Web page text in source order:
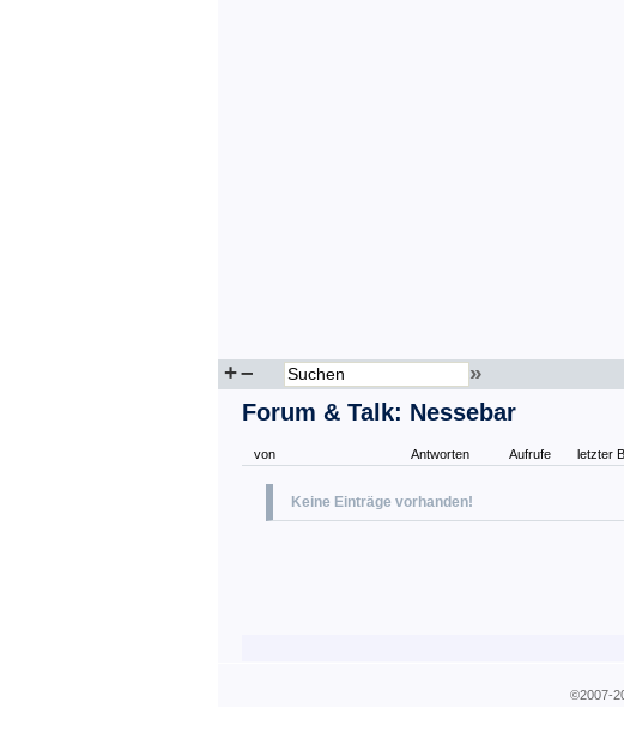
+– »
Forum & Talk: Nessebar
von Antworten Aufrufe letzter
Keine Einträge vorhanden!
©2007-